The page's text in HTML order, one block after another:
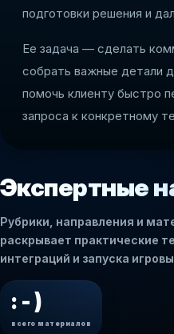
подготовки решения и
Ее задача — сделать
собрать важные детали
помочь клиенту быстро
запроса к конкретному
Экспертные
Рубрики, направления и
раскрывает практические
интеграций и запуска
: - )
всего материалов